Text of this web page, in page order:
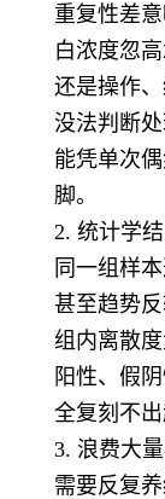
重复性差
白浓度忽
还是操作
没法判断
能凭单次
脚。
2. 统计学
同一组样
甚至趋势反
组内离散
阳性、假
全复刻不出
3. 浪费大
需要反复